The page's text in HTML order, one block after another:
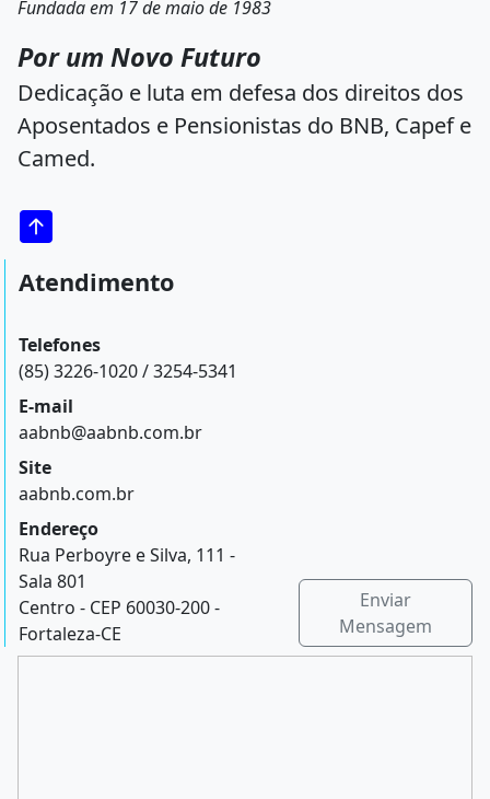
Fundada em 17 de maio de 1983
Por um Novo Futuro
Dedicação e luta em defesa dos direitos dos
Aposentados e Pensionistas do BNB, Capef e
Camed.
Atendimento
Telefones
(85) 3226-1020 / 3254-5341
E-mail
aabnb@aabnb.com.br
Site
aabnb.com.br
Endereço
Rua Perboyre e Silva, 111 -
Sala 801
Centro - CEP 60030-200 -
Fortaleza-CE
Enviar
Mensagem